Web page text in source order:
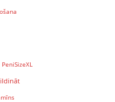
PeniSizeXL